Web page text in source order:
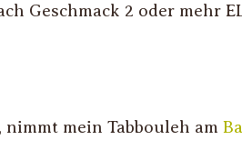
Geschmack 2 oder
mein Tabbouleh am